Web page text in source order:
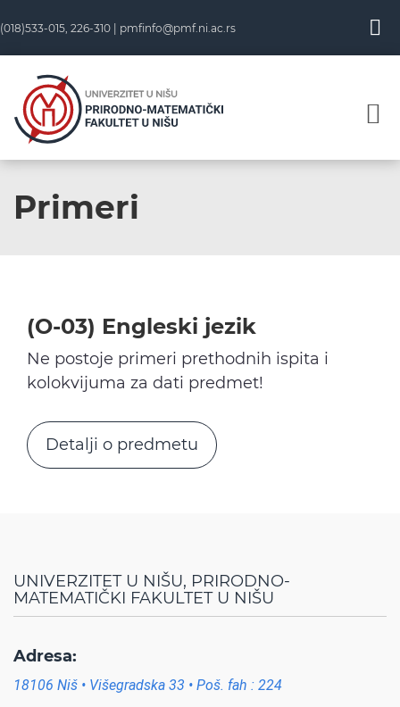
to
content
(018)533-015, 226-310 | pmfinfo@pmf.ni.ac.rs
Primeri
(O-03) Engleski jezik
Ne postoje primeri prethodnih ispita i
kolokvijuma za dati predmet!
Detalji o predmetu
UNIVERZITET U NIŠU, PRIRODNO-
MATEMATIČKI FAKULTET U NIŠU
Adresa:
18106 Niš • Višegradska 33 • Poš. fah : 224